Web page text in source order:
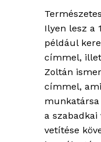
Ilyen lesz a
például
címmel,
Zoltán
címmel,
a
vetítése